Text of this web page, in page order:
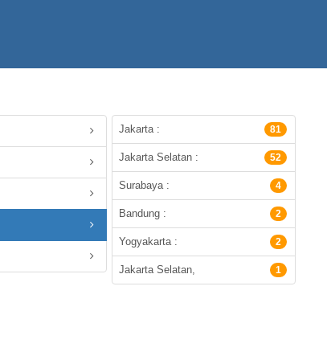
Jakarta : 81
Jakarta Selatan : 52
Surabaya : 4
Bandung : 2
Yogyakarta : 2
Jakarta Selatan, 1